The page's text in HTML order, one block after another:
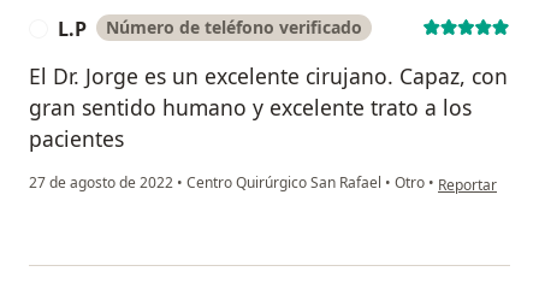
L.P Número de teléfono verificado
El Dr. Jorge es un excelente cirujano. Capaz, con
gran sentido humano y excelente trato a los
pacientes
27 de agosto de 2022 • Centro Quirúrgico San Rafael • Otro • en opinión del
Reportar